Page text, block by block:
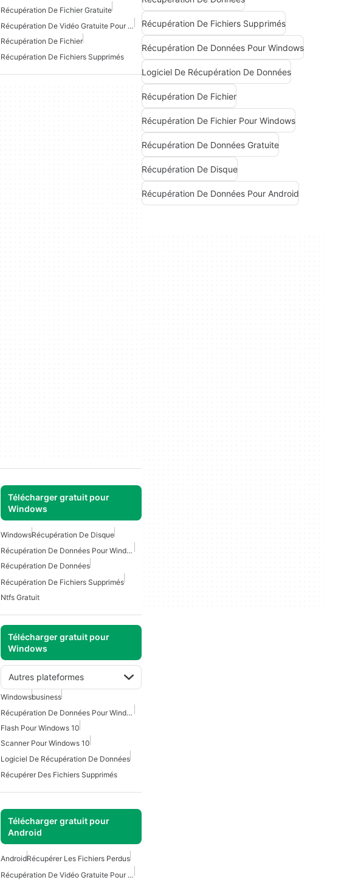
Récupération De Fichier Gratuite
Récupération De Vidéo Gratuite Pour Android
Récupération De Fichier
Récupération De Fichiers Supprimés
Télécharger gratuit pour
Windows
WindowsRécupération De Disque
Récupération De Données Pour Windows
Récupération De Données
Récupération De Fichiers Supprimés
Ntfs Gratuit
Télécharger gratuit pour
Windows
Autres plateformes
Windowsbusiness
Récupération De Données Pour Windows
Flash Pour Windows 10
Scanner Pour Windows 10
Logiciel De Récupération De Données
Récupérer Des Fichiers Supprimés
Télécharger gratuit pour
Android
AndroidRécupérer Les Fichiers Perdus
Récupération De Vidéo Gratuite Pour Android
Récupération De Fichiers Supprimés
Récupération De Données Pour Windows
Logiciel De Récupération De Données
Récupération De Fichier
Récupération De Fichier Pour Windows
Récupération De Données Gratuite
Récupération De Disque
Récupération De Données Pour Android